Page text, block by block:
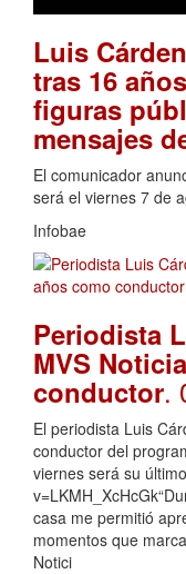
Luis
tras 16
figuras
mensajes
El comunicador
será el viernes 7 de
Infobae
Periodista
MVS
conductor.
El periodista Luis
conductor del
viernes será su
casa me permitió
momentos que
Notici